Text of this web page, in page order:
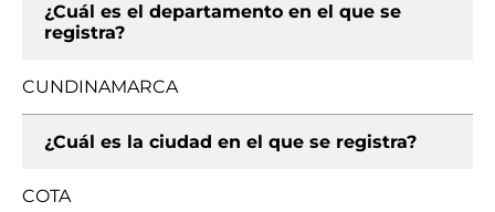
¿Cuál es el departamento en el que se
registra?
CUNDINAMARCA
¿Cuál es la ciudad en el que se registra?
COTA